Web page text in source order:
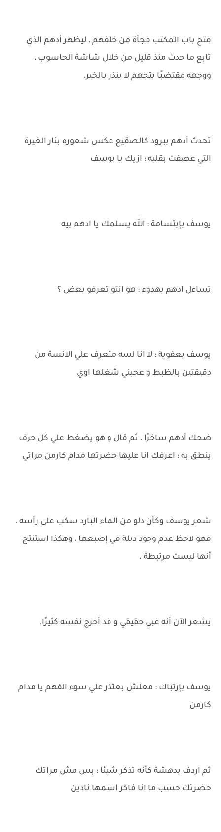
فتح باب المكتب فجأة من خلفهم ، ليظهر أدهم الذي
تابع ما حدث منذ قليل من خلال شاشة الحاسوب ،
ووجهه مقتضبًا بتجهم لا ينذر بالخير.
تحدث أدهم ببرود كالصقيع عكس شعوره بنار الغيرة
التي عصفت بقلبه : ازيك يا يوسف
يوسف بإبتسامة : الله يسلمك يا ادهم بيه
تساءل ادهم بهدوء : هو انتو تعرفو بعض ؟
يوسف بعفوية : لا انا لسه متعرف علي الانسة من
دقيقتين بالظبط و عجبني شغلها اوي
ضحك أدهم ساخرًا ، ثم قال و هو يضغط علي كل حرف
ينطق به : اعرفك انا عليها حضرتها مدام كارمن مراتي
شعر يوسف وكأن دلو من الماء البارد سكب على رأسه ،
فهو لاحظ عدم وجود دبلة في إصبعها ، وهكذا استنتج
أنها ليست مرتبطة .
يشعر الآن أنه غبي حقيقي و قد أحرج نفسه كثيرًا.
يوسف بإرتباك : معلش بعتذر علي سوء الفهم يا مدام
كارمن
ثم اردف بدهشة كأنه تذكر شيئا : بس مش مراتك
حضرتك حسب ما انا فاكر اسمها نادين